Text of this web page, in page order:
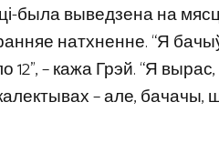
была выведзена на
натхненне. “Я
– кажа Грэй. “Я
– але, бачачы,